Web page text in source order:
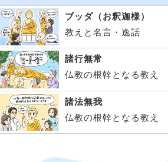
ブッダ（お釈迦様）
教えと名言・逸話
諸行無常
仏教の根幹となる教え
諸法無我
仏教の根幹となる教え